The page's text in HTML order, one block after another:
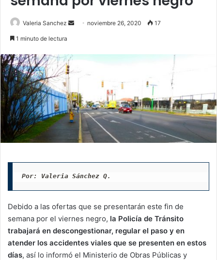
Valeria Sanchez
Send noviembre 26, 2020 17
1 minuto de lectura
Por: Valeria Sánchez Q.
Debido a las ofertas que se presentarán este fin de
semana por el viernes negro, la Policía de Tránsito
trabajará en descongestionar, regular el paso y en
atender los accidentes viales que se presenten en estos
días, así lo informó el Ministerio de Obras Públicas y